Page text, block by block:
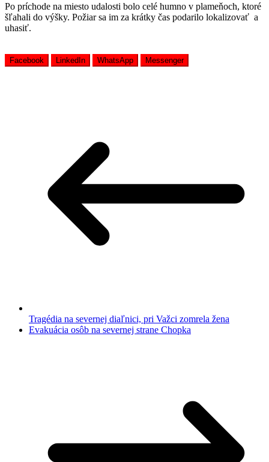
Po príchode na miesto udalosti bolo celé humno v plameňoch, ktoré
šľahali do výšky. Požiar sa im za krátky čas podarilo lokalizovať a
uhasiť.
Facebook LinkedIn WhatsApp Messenger
Tragédia na severnej diaľnici, pri Važci zomrela žena
Evakuácia osôb na severnej strane Chopka